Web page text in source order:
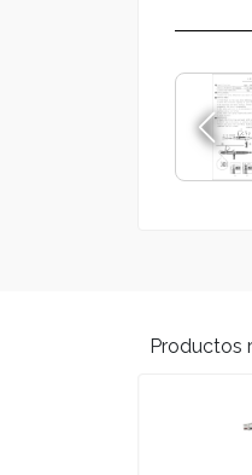
Productos